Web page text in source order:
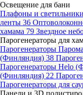
Освещение для бани
Плафоны и светильники
ленты 36
хамама 79 Звездное
Парогенераторы для
Парогенераторы
(Финляндия) 38
Парогенераторы Helo
(Финляндия) 22
Парогенераторы для
Панели и 3D